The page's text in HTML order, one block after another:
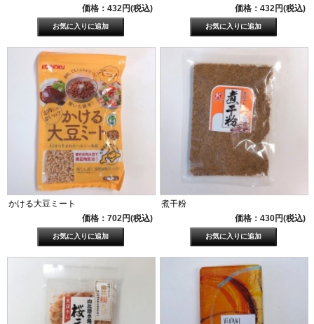
価格：432円(税込)
価格：432円(税込)
かける大豆ミート
価格：702円(税込)
煮干粉
価格：430円(税込)